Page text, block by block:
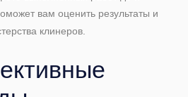
вам оценить результаты и
клинеров.